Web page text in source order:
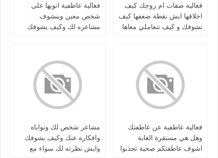
فعالية صفات ام زوجك كيف
اخلاقها ايش نقطة ضعفها كيف
تشوفك و كيف تتعاملي معاها
فعالية عاطفية انويها على
شخص معين وبنشوف
مشاعره لك وكيف يشوفك
فعالية عاطفية عن عاطفتك
وهل هي مستقرة الغاية
اشوف عاطفتكم صحية تجذبوا
مشاعر شخص لك ونواياه
وافكاره عنك وكيف يشوفك
وايش نظرته لك سواء مع